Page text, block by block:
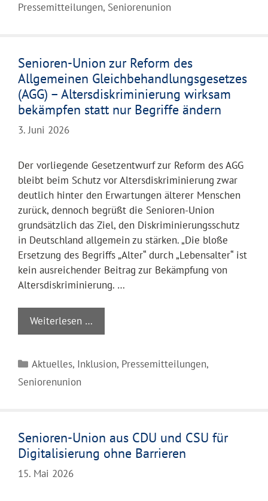
Pressemitteilungen, Seniorenunion
Senioren-Union zur Reform des
Allgemeinen Gleichbehandlungsgesetzes
(AGG) – Altersdiskriminierung wirksam
bekämpfen statt nur Begriffe ändern
3. Juni 2026
Der vorliegende Gesetzentwurf zur Reform des AGG
bleibt beim Schutz vor Altersdiskriminierung zwar
deutlich hinter den Erwartungen älterer Menschen
zurück, dennoch begrüßt die Senioren-Union
grundsätzlich das Ziel, den Diskriminierungsschutz
in Deutschland allgemein zu stärken. „Die bloße
Ersetzung des Begriffs „Alter“ durch „Lebensalter“ ist
kein ausreichender Beitrag zur Bekämpfung von
Altersdiskriminierung. …
Weiterlesen …
Kategorien
Aktuelles, Inklusion, Pressemitteilungen,
Seniorenunion
Senioren-Union aus CDU und CSU für
Digitalisierung ohne Barrieren
15. Mai 2026